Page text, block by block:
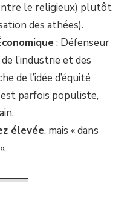
le religieux) plutôt
des athées).
: Défenseur
l’industrie et des
de l’idée d’équité
parfois populiste,
élevée, mais « dans